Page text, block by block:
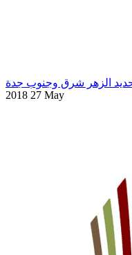
حديد الزهر شرق وجنوب جدة
2018 27 May